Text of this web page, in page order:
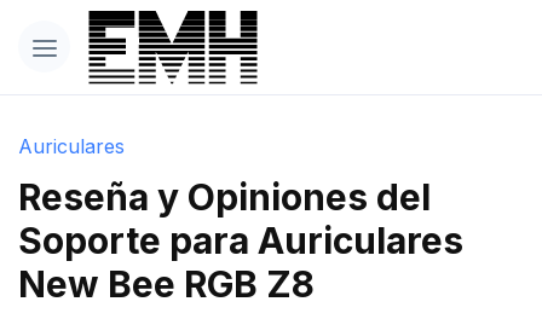
Auriculares
Reseña y Opiniones del
Soporte para Auriculares
New Bee RGB Z8